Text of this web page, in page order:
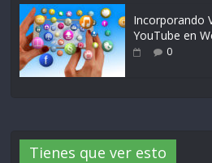
Incorporando
YouTube en
0
Tienes que ver esto